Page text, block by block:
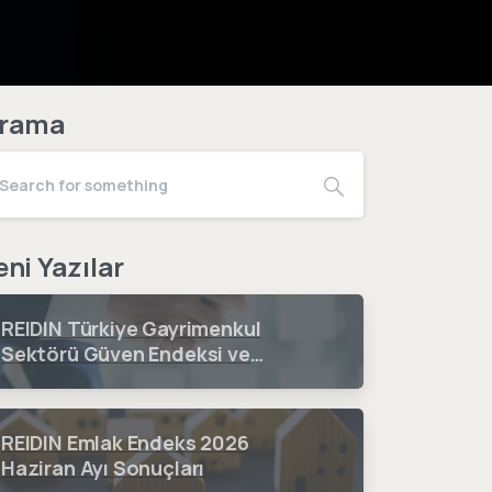
Yazılar
REIDIN Türkiye Gayrimenkul
Sektörü Güven Endeksi ve
Fiyat Beklenti Endeksi 2026 3.
Çeyrek Dönem Sonuçları
REIDIN Emlak Endeks 2026
Haziran Ayı Sonuçları